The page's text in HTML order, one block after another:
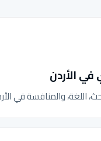
في الأردن
اللغة، والمنافسة في